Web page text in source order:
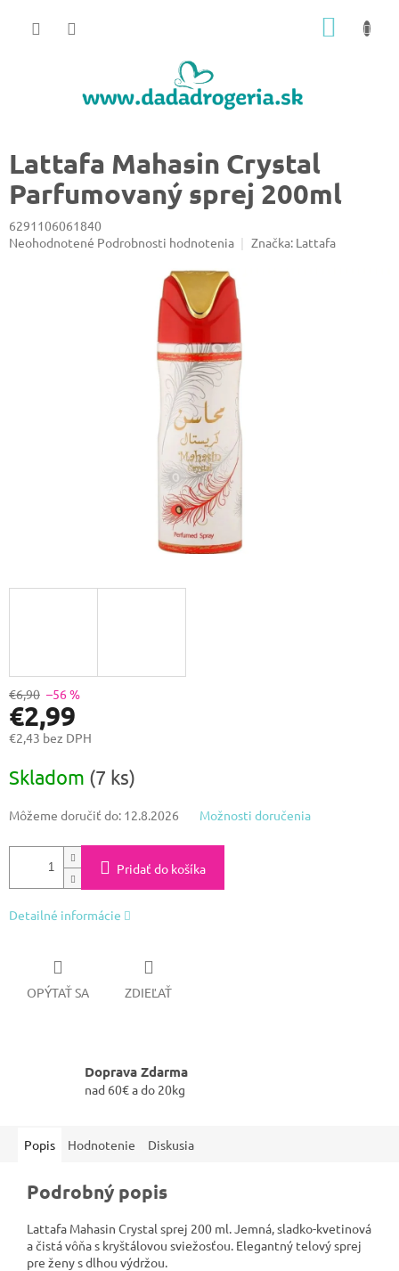
Lattafa Mahasin Crystal
Parfumovaný sprej 200ml
6291106061840
Priemerné
Neohodnotené Podrobnosti hodnotenia Značka: Lattafa
€6,90 –56 %
€2,99
€2,43 bez DPH
cena:
Skladom (7 ks)
Môžeme doručiť do: 12.8.2026 Možnosti doručenia
Pridať do košíka
Detailné informácie
OPÝTAŤ SA ZDIEĽAŤ
Doprava Zdarma
nad 60€ a do 20kg
Popis Hodnotenie Diskusia
Podrobný popis
Lattafa Mahasin Crystal sprej 200 ml. Jemná, sladko-kvetinová
a čistá vôňa s kryštálovou sviežosťou. Elegantný telový sprej
pre ženy s dlhou výdržou.